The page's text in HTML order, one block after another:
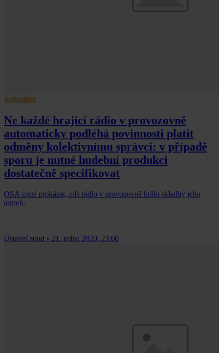
Judikatura
Ne každé hrající rádio v provozovně
automaticky podléhá povinnosti platit
odměny kolektivnímu správci: v případě
sporu je nutné hudební produkci
dostatečně specifikovat
OSA musí prokázat, zda rádio v provozovně hrálo skladby jeho
autorů.
Ústavní soud • 21. ledna 2020, 23:00